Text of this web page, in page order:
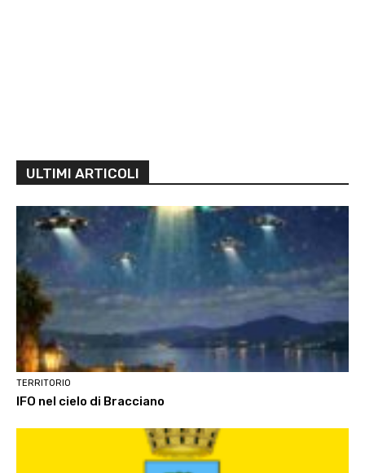
ULTIMI ARTICOLI
TERRITORIO
IFO nel cielo di Bracciano